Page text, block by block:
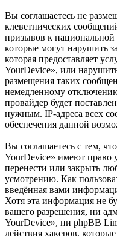
Вы соглашаетесь не
клеветнических
призывов к
которые могут нарушить
которая предоставляет
YourDevice», или
размещения таких
немедленному
провайдер будет
нужным. IP-адреса всех
обеспечения данной
Вы соглашаетесь с тем,
YourDevice» имеют право
перенести или закрыть
усмотрению. Как
введённая вами
Хотя эта информация не
вашего разрешения, ни
YourDevice», ни phpBB
действия хакеров,